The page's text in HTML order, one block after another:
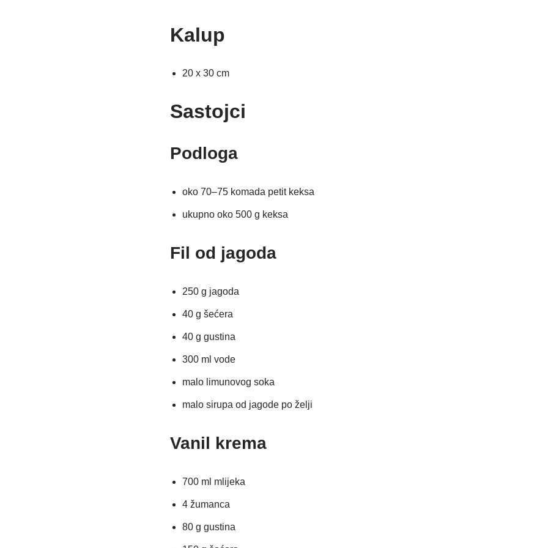
Kalup
20 x 30 cm
Sastojci
Podloga
oko 70–75 komada petit keksa
ukupno oko 500 g keksa
Fil od jagoda
250 g jagoda
40 g šećera
40 g gustina
300 ml vode
malo limunovog soka
malo sirupa od jagode po želji
Vanil krema
700 ml mlijeka
4 žumanca
80 g gustina